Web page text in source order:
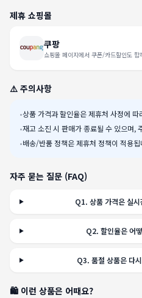
제휴 쇼핑몰
쿠팡
쇼핑몰 페이지에서 쿠폰/카드할인도 함
⚠️ 주의사항
•상품 가격과 할인율은 제휴처 사정에
•재고 소진 시 판매가 종료될 수 있으며,
•배송/반품 정책은 제휴처 정책이 적용됩
자주 묻는 질문 (FAQ)
Q1.상품 가격은 실
Q2.할인율은 어
Q3. 품절 상품은 다
🛍️ 이런 상품은 어때요?